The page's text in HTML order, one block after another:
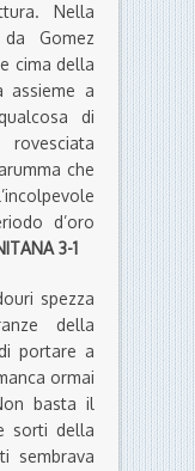
Nella
Gomez
cima della
assieme a
di
che
d’oro
3-1
spezza
della
portare a
ormai
basta il
sorti della
sembrava